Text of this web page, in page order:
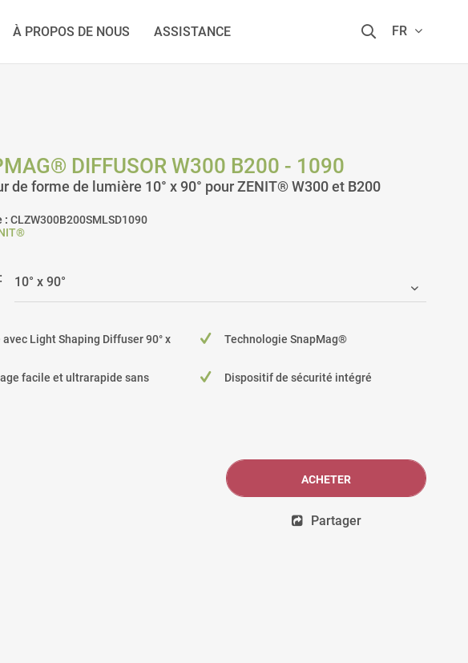
À PROPOS DE NOUS ASSISTANCE FR
DIFFUSOR W300 B200 - 1090
de forme de lumière 10° x 90° pour ZENIT® W300 et B200
: CLZW300B200SMLSD1090
avec Light Shaping Diffuser 90° x
Technologie SnapMag®
facile et ultrarapide sans
Dispositif de sécurité intégré
ACHETER
Partager